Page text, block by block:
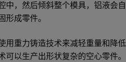
中，然后倾斜整个模具，铝液会自
形成零件。
用重力铸造技术来减轻重量和降低
可以生产出形状复杂的空心零件。